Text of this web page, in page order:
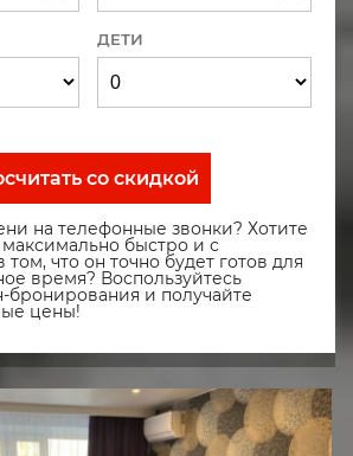
ДЕТИ
со скидкой
на телефонные звонки? Хотите
максимально быстро и с
что он точно будет готов для
время? Воспользуйтесь
и получайте
цены!